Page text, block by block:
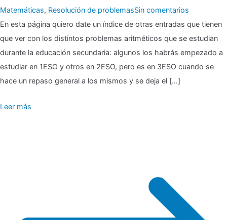
Matemáticas, Resolución de problemasSin comentarios
▶
Problemas
aritméticos
En esta página quiero date un índice de otras entradas que tienen
que ver con los distintos problemas aritméticos que se estudian
durante la educación secundaria: algunos los habrás empezado a
estudiar en 1ESO y otros en 2ESO, pero es en 3ESO cuando se
hace un repaso general a los mismos y se deja el […]
Leer más